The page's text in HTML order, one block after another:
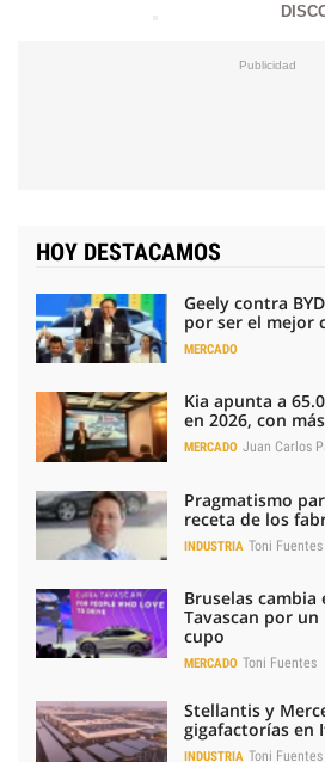
HOY DESTACAMOS
Geely contra
por ser el mejor
MERCADO
Kia apunta a
en 2026, con
MERCADO Juan Carlos
Pragmatismo
receta de los
INDUSTRIA Toni Fuentes
Bruselas cambia
Tavascan por
cupo
MERCADO Toni Fuentes
Stellantis y
gigafactorías en
INDUSTRIA Toni Fuentes